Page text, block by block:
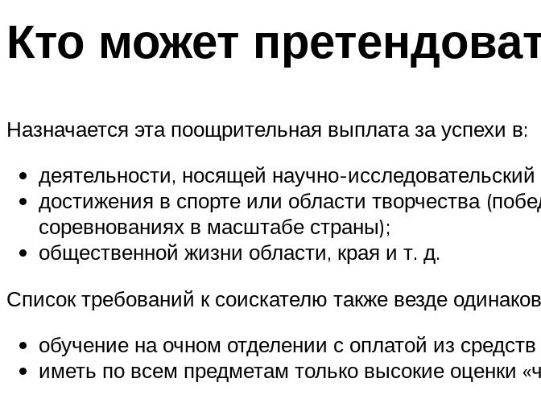
Кто может
Назначается эта поощрительная выплата за успехи в:
деятельности, носящей научно-исследовательский
достижения в спорте или области творчества
соревнованиях в масштабе страны);
общественной жизни области, края и т. д.
Список требований к соискателю также везде
обучение на очном отделении с оплатой из
иметь по всем предметам только высокие оценки